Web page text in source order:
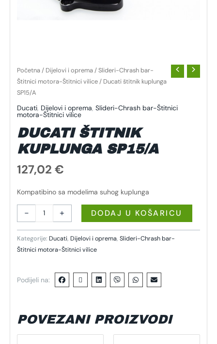
Početna / Dijelovi i oprema /Slideri-Chrash bar-
Štitnici motora-Štitnici vilice / Ducati štitnik kuplunga
SP15/A
Ducati, Dijelovi i oprema, Slideri-Chrash bar-Štitnici
motora-Štitnici vilice
DUCATI ŠTITNIK
KUPLUNGA SP15/A
127,02 €
Kompatibino sa modelima suhog kuplunga
- + DODAJ U KOŠARICU
Kategorije: Ducati, Dijelovi i oprema, Slideri-Chrash bar-
Štitnici motora-Štitnici vilice
Podijeli na:
POVEZANI PROIZVODI